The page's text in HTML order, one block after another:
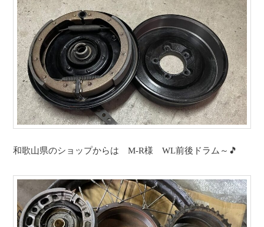
和歌山県のショップからは M-R様 WL前後ドラム～🎵